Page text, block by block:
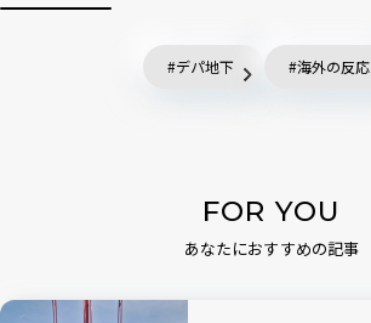
デパ地下 海外の反応
FOR YOU
あなたにおすすめの記事